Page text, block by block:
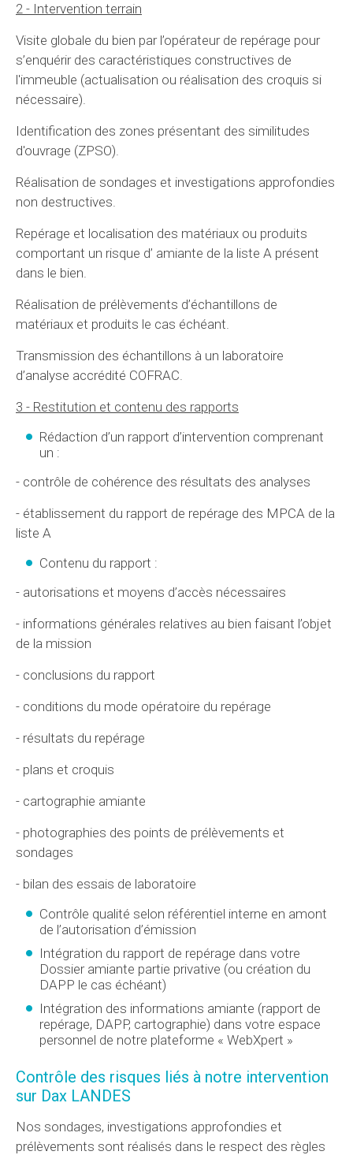
2 - Intervention terrain
Visite globale du bien par l’opérateur de repérage pour
s’enquérir des caractéristiques constructives de
l'immeuble (actualisation ou réalisation des croquis si
nécessaire).
Identification des zones présentant des similitudes
d'ouvrage (ZPSO).
Réalisation de sondages et investigations approfondies
non destructives.
Repérage et localisation des matériaux ou produits
comportant un risque d’ amiante de la liste A présent
dans le bien.
Réalisation de prélèvements d’échantillons de
matériaux et produits le cas échéant.
Transmission des échantillons à un laboratoire
d’analyse accrédité COFRAC.
3 - Restitution et contenu des rapports
Rédaction d’un rapport d’intervention comprenant
un :
- contrôle de cohérence des résultats des analyses
- établissement du rapport de repérage des MPCA de la
liste A
Contenu du rapport :
- autorisations et moyens d’accès nécessaires
- informations générales relatives au bien faisant l’objet
de la mission
- conclusions du rapport
- conditions du mode opératoire du repérage
- résultats du repérage
- plans et croquis
- cartographie amiante
- photographies des points de prélèvements et
sondages
- bilan des essais de laboratoire
Contrôle qualité selon référentiel interne en amont
de l’autorisation d’émission
Intégration du rapport de repérage dans votre
Dossier amiante partie privative (ou création du
DAPP le cas échéant)
Intégration des informations amiante (rapport de
repérage, DAPP, cartographie) dans votre espace
personnel de notre plateforme « WebXpert »
Contrôle des risques liés à notre intervention
sur Dax LANDES
Nos sondages, investigations approfondies et
prélèvements sont réalisés dans le respect des règles